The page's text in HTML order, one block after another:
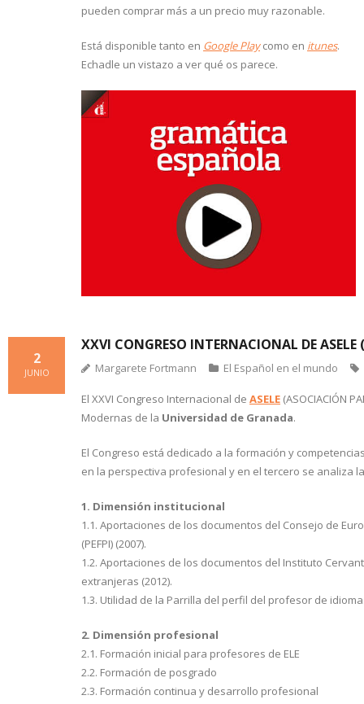
pueden comprar más a un precio muy razonable.
Está disponible tanto en Google Playcomo en itunes.
Echadle un vistazo a ver qué os parece.
XXVI CONGRESO INTERNACIONAL DE
2
JUNIO Margarete Fortmann El Español en el mundo
El XXVI Congreso Internacional de ASELE (ASOCIACIÓN
Modernas de la Universidad de Granada.
El Congreso está dedicado a la formación y
en la perspectiva profesional y en el tercero se analiza
1. Dimensión institucional
1.1. Aportaciones de los documentos del Consejo de
(PEFPI) (2007).
1.2. Aportaciones de los documentos del Instituto
extranjeras (2012).
1.3. Utilidad de la Parrilla del perfil del profesor de
2. Dimensión profesional
2.1. Formación inicial para profesores de ELE
2.2. Formación de posgrado
2.3. Formación continua y desarrollo profesional